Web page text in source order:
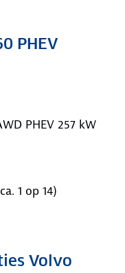
PHEV
PHEV 257 kW
1 op 14)
Volvo